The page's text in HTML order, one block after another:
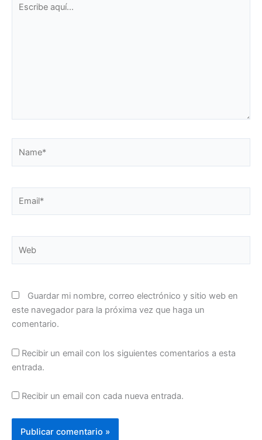
Guardar mi nombre, correo electrónico y sitio web en
este navegador para la próxima vez que haga un
comentario.
Recibir un email con los siguientes comentarios a esta
entrada.
Recibir un email con cada nueva entrada.